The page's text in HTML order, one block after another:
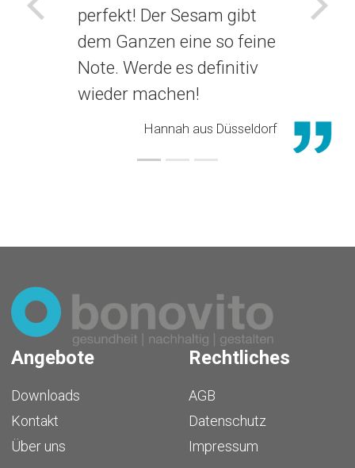
perfekt! Der Sesam gibt
dem Ganzen eine so feine
Note. Werde es definitiv
wieder machen!
Hannah aus Düsseldorf
Voriges
Angebote
Downloads
Kontakt
Über uns
Rechtliches
AGB
Datenschutz
Impressum